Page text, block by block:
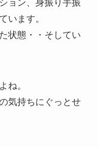
ョン、身振り手振
います。
状態・・そしてい
ね。
気持ちにぐっとせ